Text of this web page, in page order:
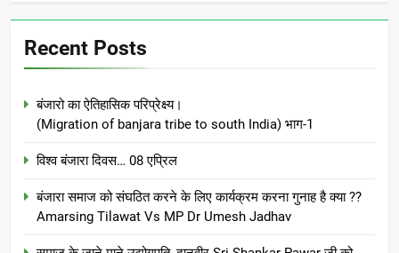
Recent Posts
बंजारो का ऐतिहासिक परिप्रेक्ष्य।
(Migration of banjara tribe to south India) भाग-1
विश्व बंजारा दिवस… 08 एप्रिल
बंजारा समाज को संघठित करने के लिए कार्यक्रम करना गुनाह है क्या ??
Amarsing Tilawat Vs MP Dr Umesh Jadhav